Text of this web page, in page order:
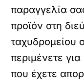
παραγγελία
προϊόν στη
ταχυδρομείου
περιμένετε
που έχετε